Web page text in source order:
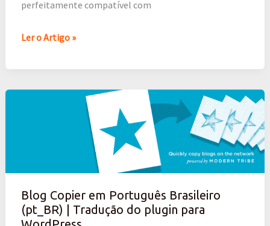
perfeitamente compatível com
Ler o Artigo »
Blog Copier em Português Brasileiro
(pt_BR) | Tradução do plugin para
|
Tradução